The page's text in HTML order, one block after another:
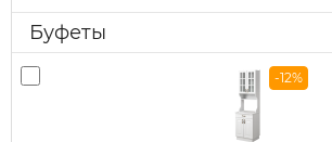
Буфеты
-12%